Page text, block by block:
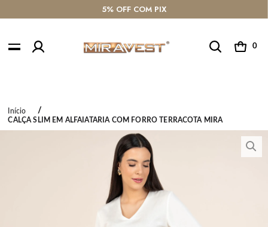
COM AJUDA PELO WHATSAPP
0
Início
CALÇA SLIM EM ALFAIATARIA COM FORRO TERRACOTA MIRA